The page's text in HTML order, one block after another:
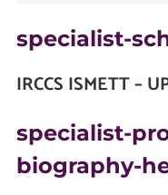
specialist-
IRCCS ISMETT –
specialist-
biography-